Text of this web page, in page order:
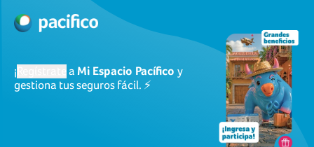
¡ a Mi Espacio Pacífico y
gestiona tus seguros fácil. ⚡